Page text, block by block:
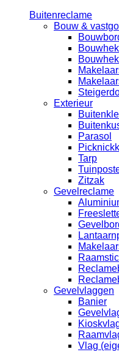
Buitenreclame
Bouw &
Exterieur
Parasol
Tarp
Zitzak
Gevelreclame
Gevelvlaggen
Banier
Vlag